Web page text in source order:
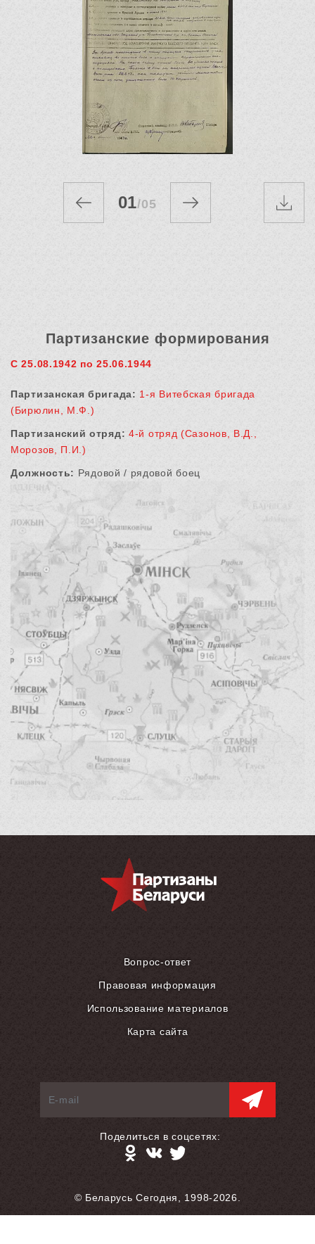
01/05
Партизанские формирования
С 25.08.1942 по 25.06.1944
Партизанская бригада: 1-я Витебская бригада
(Бирюлин, М.Ф.)
Партизанский отряд: 4-й отряд (Сазонов, В.Д.,
Морозов, П.И.)
Должность: Рядовой / рядовой боец
Вопрос-ответ
Правовая информация
Использование материалов
Карта сайта
© Беларусь Сегодня, 1998-2026.
Поделиться в соцсетях: